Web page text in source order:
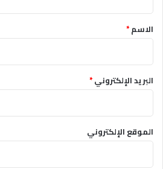
*الاسم*
البريد الإلكتروني*
الموقع الإلكتروني